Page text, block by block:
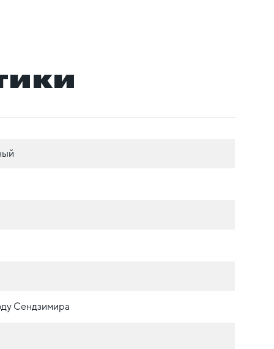
Сендзимира